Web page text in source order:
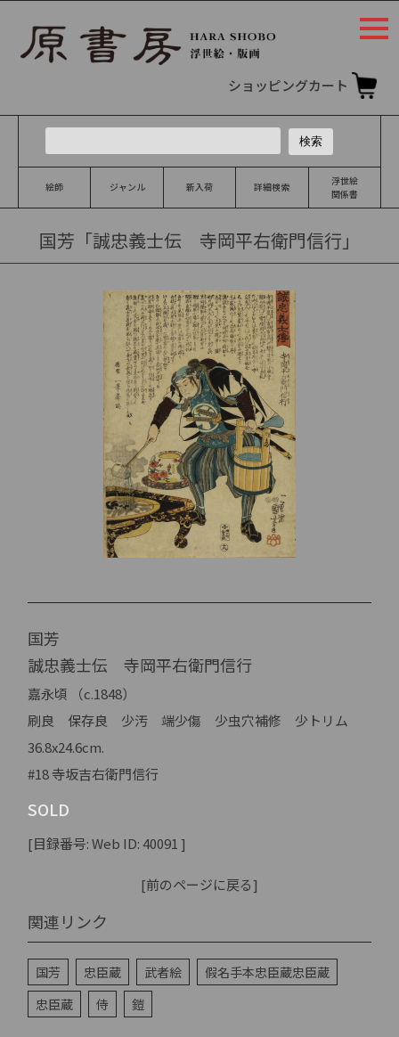
ショッピングカート
絵師 ジャンル 新入荷 詳細検索
浮世絵
関係書
国芳「誠忠義士伝 寺岡平右衛門信行」
国芳
誠忠義士伝 寺岡平右衛門信行
嘉永頃 （c.1848）
刷良 保存良 少汚 端少傷 少虫穴補修 少トリム
36.8x24.6cm.
#18 寺坂吉右衛門信行
SOLD
[目録番号: Web ID: 40091 ]
[前のページに戻る]
関連リンク
国芳 忠臣蔵 武者絵
假名手本忠臣蔵忠臣蔵
忠臣蔵
侍 鎧